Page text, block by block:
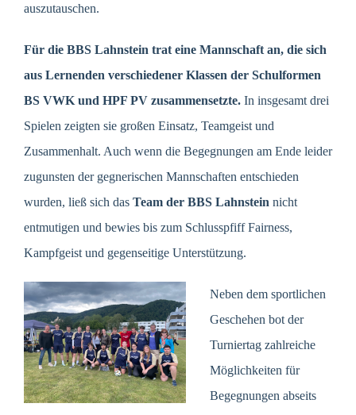
auszutauschen.
Für die BBS Lahnstein trat eine Mannschaft an, die sich
aus Lernenden verschiedener Klassen der Schulformen
BS VWK und HPF PV zusammensetzte. In insgesamt drei
Spielen zeigten sie großen Einsatz, Teamgeist und
Zusammenhalt. Auch wenn die Begegnungen am Ende leider
zugunsten der gegnerischen Mannschaften entschieden
wurden, ließ sich das Team der BBS Lahnstein nicht
entmutigen und bewies bis zum Schlusspfiff Fairness,
Kampfgeist und gegenseitige Unterstützung.
Neben dem sportlichen
Geschehen bot der
Turniertag zahlreiche
Möglichkeiten für
Begegnungen abseits